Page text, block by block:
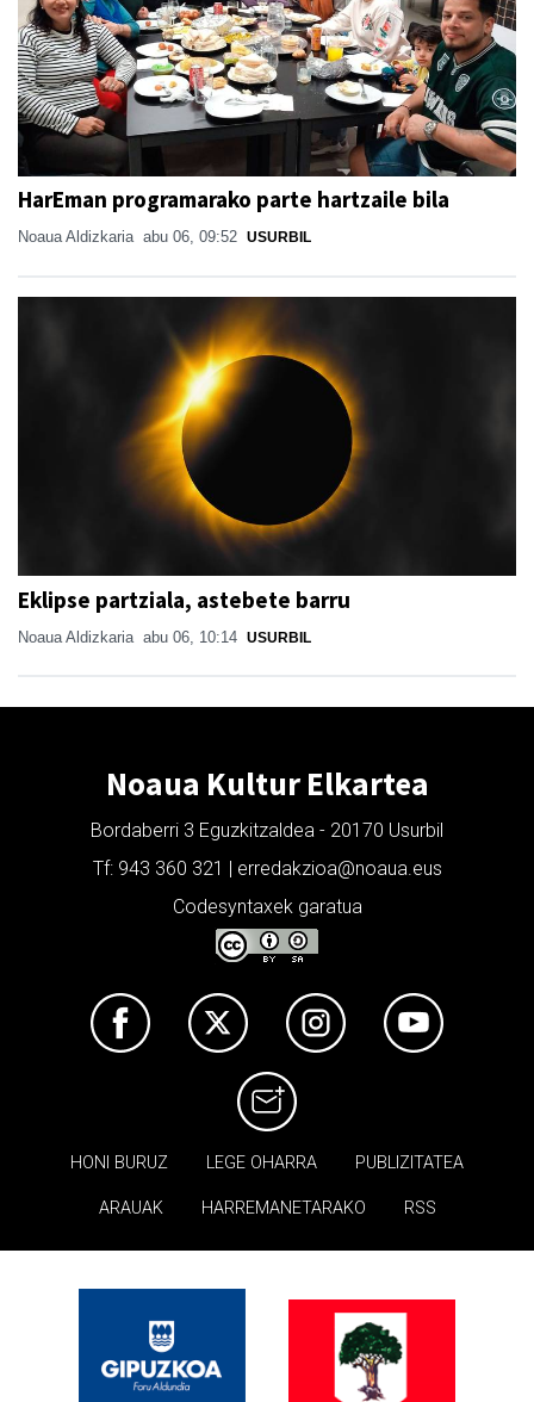
HarEman programarako parte hartzaile bila
Noaua Aldizkaria abu 06, 09:52 USURBIL
Eklipse partziala, astebete barru
Noaua Aldizkaria abu 06, 10:14 USURBIL
Noaua Kultur Elkartea
Bordaberri 3 Eguzkitzaldea - 20170 Usurbil
Tf: 943 360 321 | erredakzioa@noaua.eus
Codesyntaxek garatua
HONI BURUZ LEGE OHARRA PUBLIZITATEA
ARAUAK HARREMANETARAKO RSS